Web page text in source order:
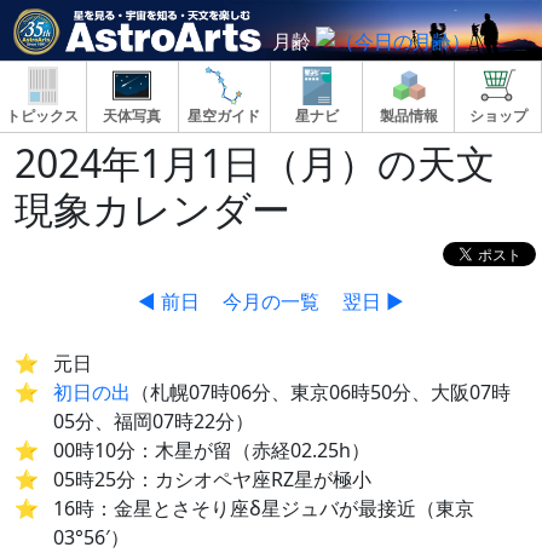
月齢
トピックス 天体写真 星空ガイド 星ナビ 製品情報 ショップ
2024年1月1日（月）の天文
現象カレンダー
◀ 前日 今月の一覧 翌日 ▶
元日
初日の出 （札幌07時06分、東京06時50分、大阪07時
05分、福岡07時22分）
00時10分：木星が留（赤経02.25h）
05時25分：カシオペヤ座RZ星が極小
16時：金星とさそり座δ星ジュバが最接近（東京
03°56′）